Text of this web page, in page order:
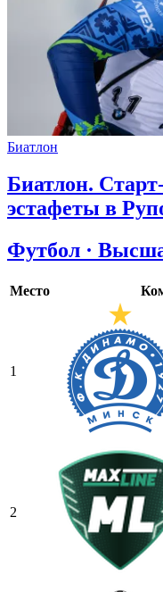
Биатлон
Биатлон.
эстафеты в
Футбол ·
Место
1
2